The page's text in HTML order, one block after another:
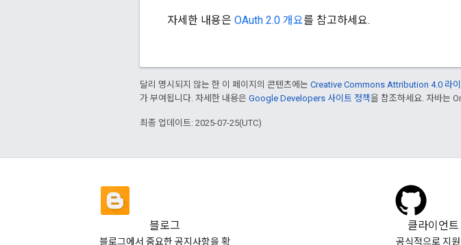
자세한 내용은 OAuth 2.0 개요를 참고하세요.
달리 명시되지 않는 한 이 페이지의 콘텐츠에는 Creative Commons Attribution 4.0 라
가 부여됩니다. 자세한 내용은 Google Developers 사이트 정책을 참조하세요. 자바는
최종 업데이트: 2025-07-25(UTC)
블로그
블로그에서 중요한 공지사항을 확
클라이언
공식적으로 지